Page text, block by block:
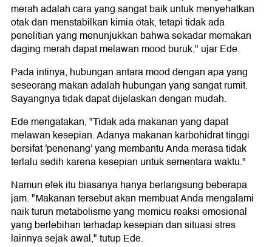
merah adalah cara yang sangat baik untuk menyehatkan
otak dan menstabilkan kimia otak, tetapi tidak ada
penelitian yang menunjukkan bahwa sekadar memakan
daging merah dapat melawan mood buruk," ujar Ede.
Pada intinya, hubungan antara mood dengan apa yang
seseorang makan adalah hubungan yang sangat rumit.
Sayangnya tidak dapat dijelaskan dengan mudah.
Ede mengatakan, "Tidak ada makanan yang dapat
melawan kesepian. Adanya makanan karbohidrat tinggi
bersifat 'penenang' yang membantu Anda merasa tidak
terlalu sedih karena kesepian untuk sementara waktu."
Namun efek itu biasanya hanya berlangsung beberapa
jam. "Makanan tersebut akan membuat Anda mengalami
naik turun metabolisme yang memicu reaksi emosional
yang berlebihan terhadap kesepian dan situasi stres
lainnya sejak awal," tutup Ede.